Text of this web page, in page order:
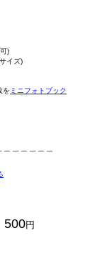
)
イズ)
を ミニフォトブック
500円